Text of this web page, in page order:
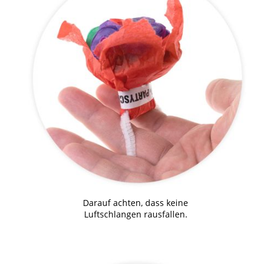
Darauf achten, dass keine
Luftschlangen rausfallen.